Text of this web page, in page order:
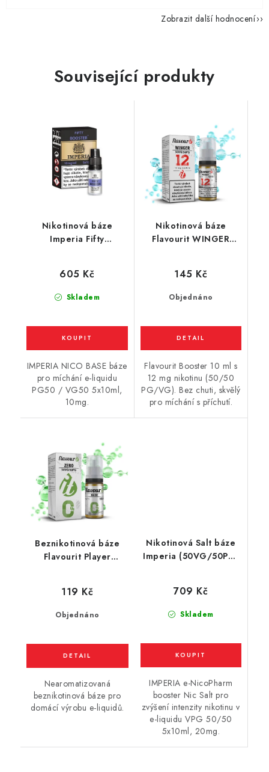
Zobrazit další hodnocení
Související produkty
Nikotinová báze
Imperia Fifty
Skladem
605 Kč
IMPERIA NICO BASE báze
pro míchání e-liquidu
PG50 / VG50 5x10ml,
10mg.
Nikotinová báze
Flavourit WINGER
Objednáno
145 Kč
Flavourit Booster 10 ml s
12 mg nikotinu (50/50
PG/VG). Bez chuti, skvělý
pro míchání s příchutí.
Beznikotinová báze
Flavourit Player
Objednáno
119 Kč
Nearomatizovaná
beznikotinová báze pro
domácí výrobu e-liquidů.
Nikotinová Salt báze
Imperia (50VG/50PG)
Skladem
709 Kč
IMPERIA e-NicoPharm
booster Nic Salt pro
zvýšení intenzity nikotinu v
e-liquidu VPG 50/50
5x10ml, 20mg.